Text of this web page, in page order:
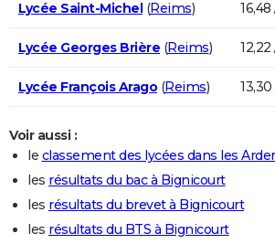
Lycée Saint-Michel(Reims)
Lycée Georges Brière (Reims)
Lycée François Arago (Reims)
Voir aussi :
le classement des lycées dans les
les résultats du bac à Bignicourt
les résultats du brevet à Bignicourt
les résultats du BTS à Bignicourt